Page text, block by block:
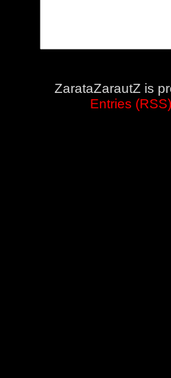
ZarataZarautZ is
Entries (RSS)